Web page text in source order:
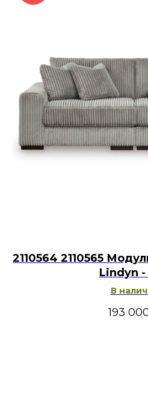
2110564 2110565
Lindyn -
В
193